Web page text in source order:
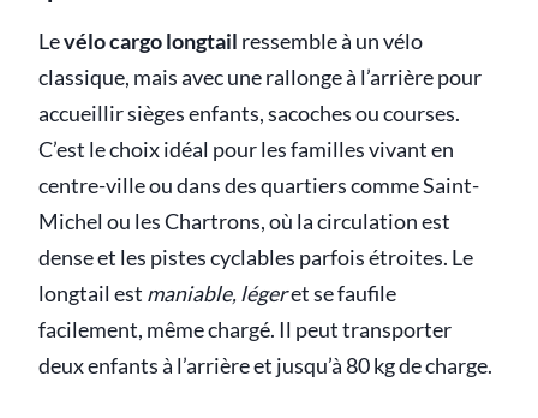
Levélo cargo longtail ressemble à un vélo
classique, mais avec une rallonge à l’arrière pour
accueillir sièges enfants, sacoches ou courses.
C’est le choix idéal pour les familles vivant en
centre-ville ou dans des quartiers comme Saint-
Michel ou les Chartrons, où la circulation est
dense et les pistes cyclables parfois étroites. Le
longtail est maniable, légeret se faufile
facilement, même chargé. Il peut transporter
deux enfants à l’arrière et jusqu’à 80 kg de charge.